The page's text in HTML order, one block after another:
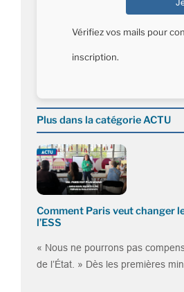
Vérifiez vos mails pour
inscription.
Plus dans la catégorie ACTU
Comment Paris veut changer
l’ESS
« Nous ne pourrons pas
de l’État. » Dès les premières